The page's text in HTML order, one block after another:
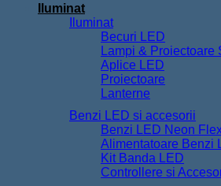
Iluminat
Iluminat
Becuri LED
Lampi & Proiectoare
Aplice LED
Proiectoare
Lanterne
Benzi LED si accesorii
Benzi LED Neon
Alimentatoare Benzi
Kit Banda LED
Controllere si